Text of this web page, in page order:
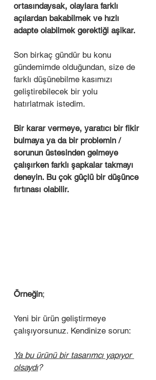
ortasındaysak, olaylara farklı
açılardan bakabilmek ve hızlı
adapte olabilmek gerektiği aşikar.
Son birkaç gündür bu konu
gündemimde olduğundan, size de
farklı düşünebilme kasımızı
geliştirebilecek bir yolu
hatırlatmak istedim.
Bir karar vermeye, yaratıcı bir fikir
bulmaya ya da bir problemin /
sorunun üstesinden gelmeye
çalışırken farklı şapkalar takmayı
deneyin. Bu çok güçlü bir düşünce
fırtınası olabilir.
Örneğin;
Yeni bir ürün geliştirmeye
çalışıyorsunuz. Kendinize sorun:
Ya bu ürünü bir tasarımcı yapıyor
olsaydı?